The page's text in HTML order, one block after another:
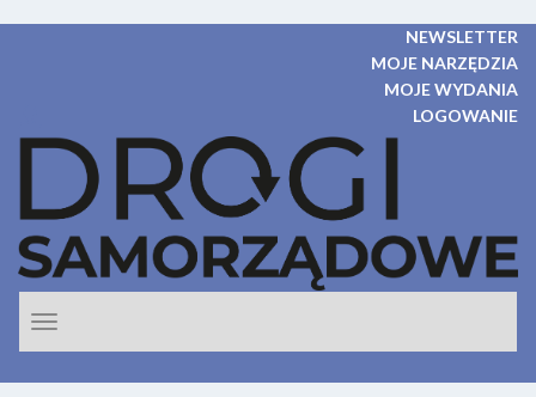
NEWSLETTER
MOJE NARZĘDZIA
MOJE WYDANIA
LOGOWANIE
nawigacje